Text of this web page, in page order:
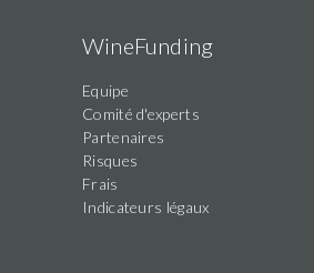
WineFunding
Equipe
Comité d'experts
Partenaires
Risques
Frais
Indicateurs légaux